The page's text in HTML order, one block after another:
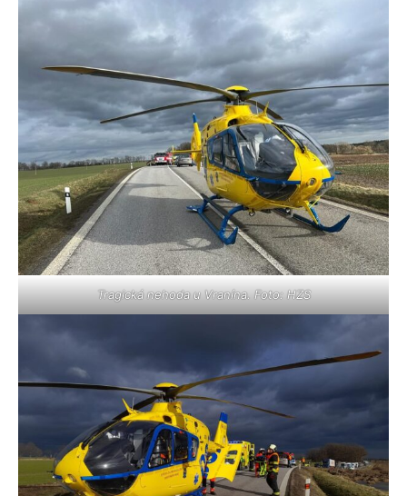
Tragická nehoda u Vranína. Foto: HZS